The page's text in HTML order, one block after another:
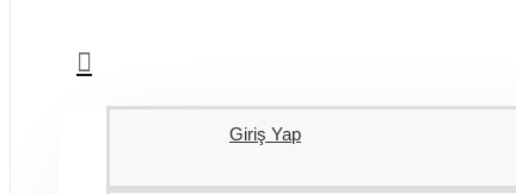
Giriş Yap